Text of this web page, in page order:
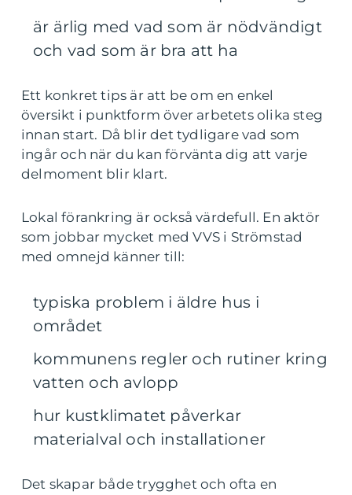
är ärlig med vad som är nödvändigt
och vad som är bra att ha
Ett konkret tips är att be om en enkel
översikt i punktform över arbetets olika steg
innan start. Då blir det tydligare vad som
ingår och när du kan förvänta dig att varje
delmoment blir klart.
Lokal förankring är också värdefull. En aktör
som jobbar mycket med VVS i Strömstad
med omnejd känner till:
typiska problem i äldre hus i
området
kommunens regler och rutiner kring
vatten och avlopp
hur kustklimatet påverkar
materialval och installationer
Det skapar både trygghet och ofta en